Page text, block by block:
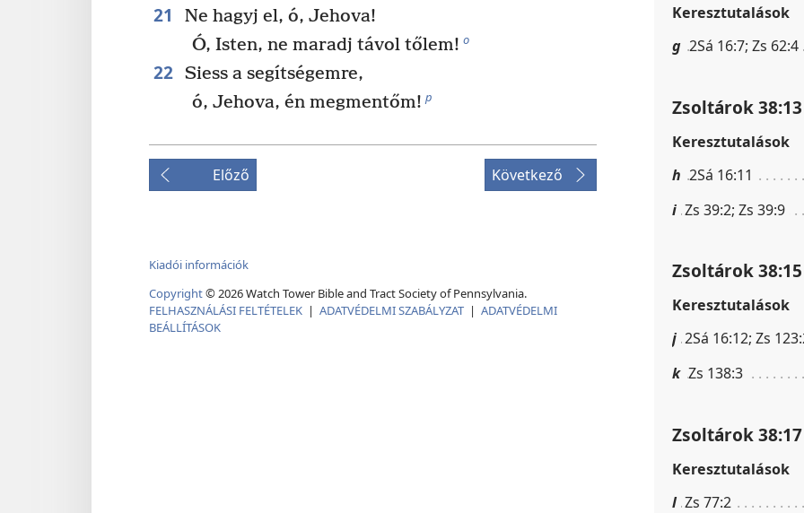
21
Ne hagyj el, ó, Jehova!
Ó, Isten, ne maradj távol tőlem! o
22 Siess a segítségemre,
ó, Jehova, én megmentőm! p
Előző Következő
Kiadói információk
Copyright©2026Watch Tower Bible and Tract Society of Pennsylvania.
FELHASZNÁLÁSI FELTÉTELEK | ADATVÉDELMI SZABÁLYZAT | ADATVÉDELMI
BEÁLLÍTÁSOK
Keresztutalások
g 2Sá 16:7; Zs 62:4
Zsoltárok 38:13
Keresztutalások
h 2Sá 16:11
i Zs 39:2; Zs 39:9
Zsoltárok 38:15
Keresztutalások
j 2Sá 16:12; Zs
k Zs 138:3
Zsoltárok 38:17
Keresztutalások
l Zs 77:2